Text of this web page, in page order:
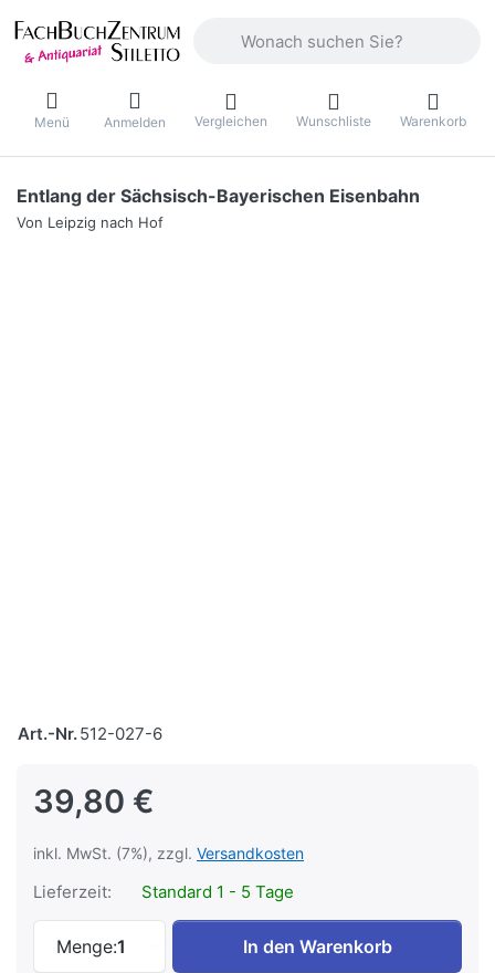
Menü Anmelden Vergleichen Wunschliste Warenkorb
Entlang der Sächsisch-Bayerischen Eisenbahn
Von Leipzig nach Hof
Art.-Nr.512-027-6
39,80 €
inkl. MwSt. (7%), zzgl. Versandkosten
Lieferzeit: Standard 1 - 5 Tage
Menge:1
Entlang der Sächsisch-Bayerischen
In den Warenkorb